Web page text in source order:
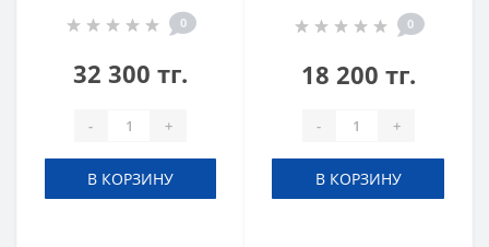
0
32 300 тг.
- +
В КОРЗИНУ
0
18 200 тг.
- +
В КОРЗИНУ